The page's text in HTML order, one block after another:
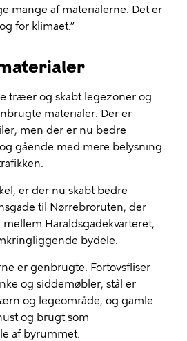
mange af materialerne. Det er
for klimaet.”
træer og skabt legezoner og
materialer. Der er
men der er nu bedre
gående med mere belysning
er der nu skabt bedre
til Nørrebroruten, der
Haraldsgadekvarteret,
bydele.
er genbrugte. Fortovsfliser
og siddemøbler, stål er
og legeområde, og gamle
og brugt som
af byrummet.